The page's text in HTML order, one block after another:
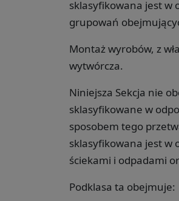
sklasyfikowana jest w
grupowań
Montaż wyrobów, z
wytwórcza.
Niniejsza Sekcja nie
sklasyfikowane w
sposobem tego
sklasyfikowana jest w
ściekami i odpadami
Podklasa ta obejmuje: